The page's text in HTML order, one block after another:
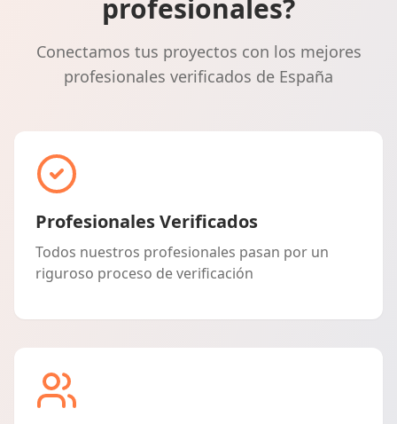
profesionales?
Conectamos tus proyectos con los mejores
profesionales verificados de España
Profesionales Verificados
Todos nuestros profesionales pasan por un
riguroso proceso de verificación